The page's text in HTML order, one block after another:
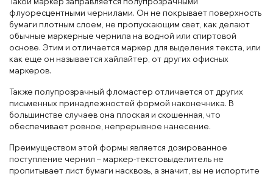
флуоресцентными чернилами. Он не покрывает поверхность
бумаги плотным слоем, не пропускающим свет, как делают
обычные маркерные чернила на водной или спиртовой
основе. Этим и отличается маркер для выделения текста, или
как еще он называется хайлайтер, от других офисных
маркеров.
Также полупрозрачный фломастер отличается от других
письменных принадлежностей формой наконечника. В
большинстве случаев она плоская и скошенная, что
обеспечивает ровное, непрерывное нанесение.
Преимуществом этой формы является дозированное
поступление чернил – маркер-текстовыделитель не
пропитывает лист бумаги насквозь, а значит, вы не испортите